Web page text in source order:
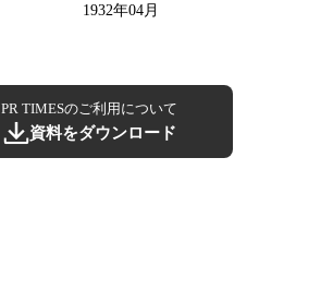
1932年04月
PR TIMESのご利用について
資料をダウンロード